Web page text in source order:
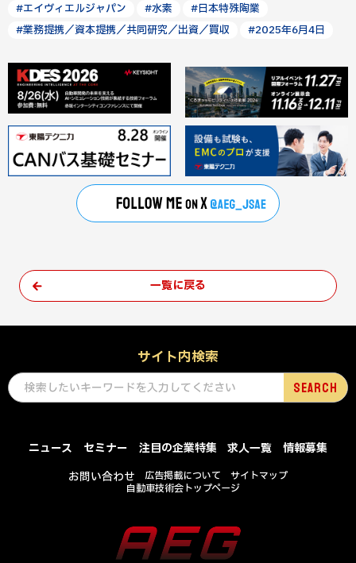
#エイヴィエルジャパン #水素
#日本特殊陶業
#業務提携／資本提携／共同研究／出資／買収
#2025年6月4日
一覧に戻る
サイト内検索
ニュース セミナー 注目の企業特集 求人一覧
情報募集
お問い合わせ
広告掲載について
サイトマップ
自動車技術会トップページ